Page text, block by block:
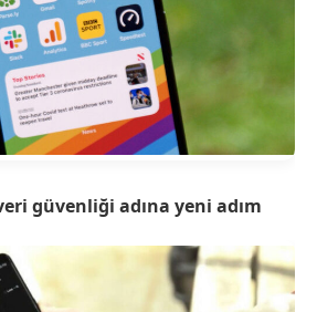
güvenliği adına yeni adım